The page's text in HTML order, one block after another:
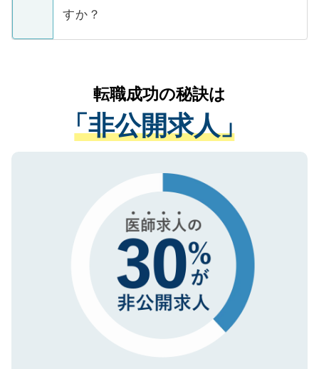
ています。
ご本人のキャリアアップおよび転職活動の
支援を目的に使用いたします。お預かりし
ているすべての個人データはご本人の許可
は、個人情報の取り扱いについての厳密な
管理基準を満たした事業者のみに付与され
る、プライバシーマークを取得済みです。
で、機密保持に関してもご安心ください。
すか？
かがいして、現在の医療機関の状況や紹介
経験をまじえながら、適切なアドバイスを
させていただきます。すぐにご転職をされ
ない方には、長期的なサポートが可能です
ので、まずはご登録ください。
転職成功の秘訣は
「非公開求人」